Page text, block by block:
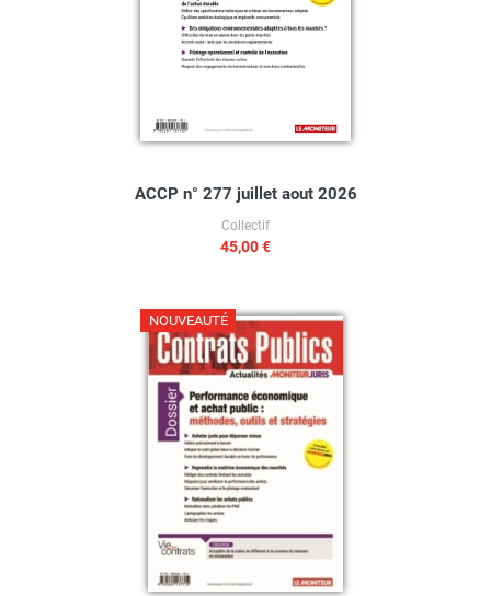
ACCP n° 277 juillet aout 2026
Collectif
45,00 €
NOUVEAUTÉ